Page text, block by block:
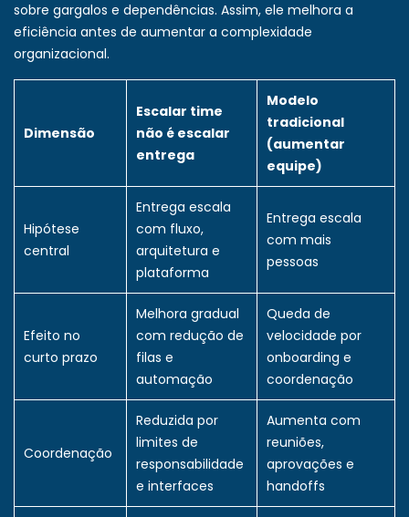
sobre gargalos e dependências. Assim, ele melhora a
eficiência antes de aumentar a complexidade
organizacional.
Dimensão
Escalar time
não é escalar
entrega
Modelo
tradicional
(aumentar
equipe)
Hipótese
central
Entrega escala
com fluxo,
arquitetura e
plataforma
Entrega escala
com mais
pessoas
Efeito no
curto prazo
Melhora gradual
com redução de
filas e
automação
Queda de
velocidade por
onboarding e
coordenação
Coordenação
Reduzida por
limites de
responsabilidade
e interfaces
Aumenta com
reuniões,
aprovações e
handoffs